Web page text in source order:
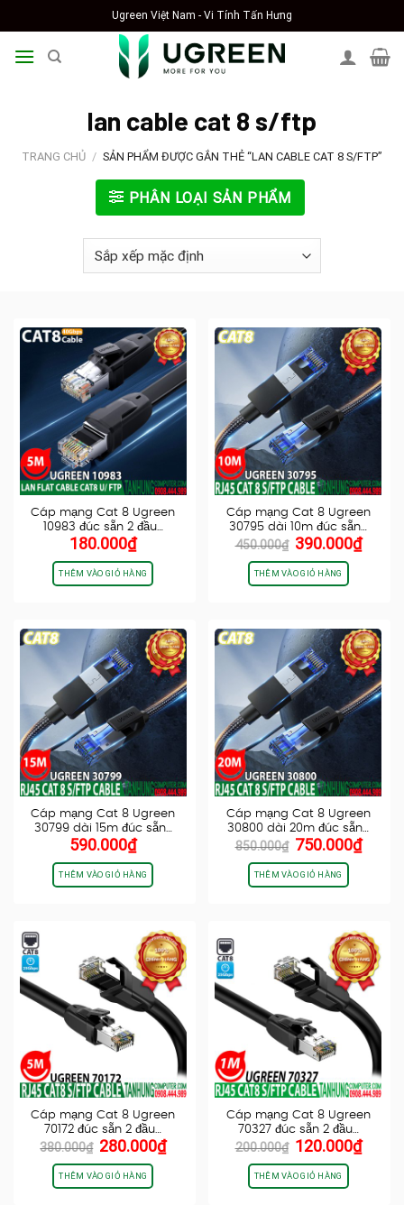
to
content
Ugreen Việt Nam - Vi Tính Tấn Hưng
lan cable cat 8 s/ftp
TRANG CHỦ / SẢN PHẨM ĐƯỢC GẮN THẺ “LAN CABLE CAT 8 S/FTP”
PHÂN LOẠI SẢN PHẨM
Cáp mạng Cat 8 Ugreen
10983 đúc sẵn 2 đầu…
180.000₫
THÊM VÀO GIỎ HÀNG
Cáp mạng Cat 8 Ugreen
30795 dài 10m đúc sẵn…
450.000₫ Giá
gốc
là:
450.000₫.
390.000₫Giá
THÊM VÀO GIỎ HÀNG
Cáp mạng Cat 8 Ugreen
30799 dài 15m đúc sẵn…
590.000₫
THÊM VÀO GIỎ HÀNG
Cáp mạng Cat 8 Ugreen
30800 dài 20m đúc sẵn…
850.000₫ Giá
gốc
là:
850.000₫.
750.000₫Giá
THÊM VÀO GIỎ HÀNG
Cáp mạng Cat 8 Ugreen
70172 đúc sẵn 2 đầu…
380.000₫ Giá
gốc
là:
380.000₫.
280.000₫Giá
THÊM VÀO GIỎ HÀNG
Cáp mạng Cat 8 Ugreen
70327 đúc sẵn 2 đầu…
200.000₫ Giá
gốc
là:
200.000₫.
120.000₫Giá
THÊM VÀO GIỎ HÀNG